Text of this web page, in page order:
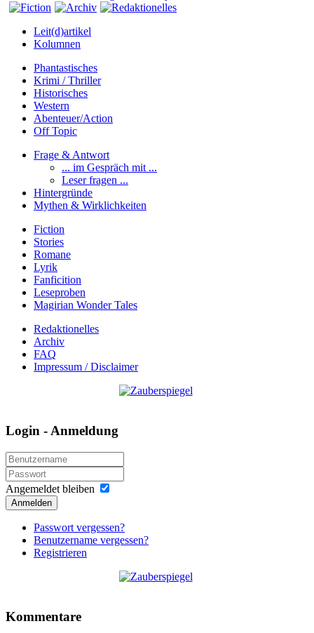
Leit(d)artikel
Kolumnen
Phantastisches
Krimi / Thriller
Historisches
Western
Abenteuer/Action
Off Topic
Frage & Antwort
... im Gespräch mit ...
Leser fragen ...
Hintergründe
Mythen & Wirklichkeiten
Fiction
Stories
Romane
Lyrik
Fanficition
Leseproben
Magirian Wonder Tales
Redaktionelles
Archiv
FAQ
Impressum / Disclaimer
Login - Anmeldung
Angemeldet bleiben
Anmelden
Passwort vergessen?
Benutzername vergessen?
Registrieren
Kommentare